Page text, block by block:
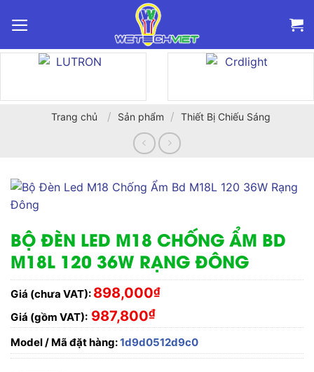
qua
Trang chủ / Sản phẩm / Thiết Bị Chiếu Sáng
BỘ ĐÈN LED M18 CHỐNG ẨM BD
M18L 120 36W RẠNG ĐÔNG
Giá (chưa VAT): 898,000₫
Giá (gồm VAT): 987,800₫
Model / Mã đặt hàng:1d9d0512d9c0